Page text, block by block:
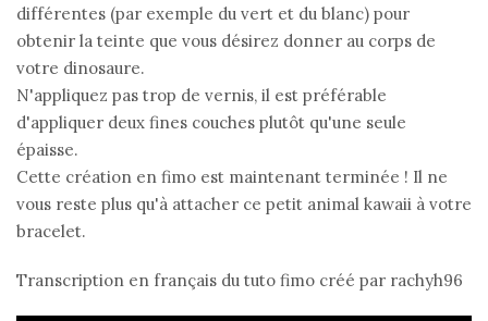
différentes (par exemple du vert et du blanc) pour
obtenir la teinte que vous désirez donner au corps de
votre dinosaure.
N'appliquez pas trop de vernis, il est préférable
d'appliquer deux fines couches plutôt qu'une seule
épaisse.
Cette création en fimo est maintenant terminée ! Il ne
vous reste plus qu'à attacher ce petit animal kawaii à votre
bracelet.
Transcription en français du tuto fimo créé par rachyh96